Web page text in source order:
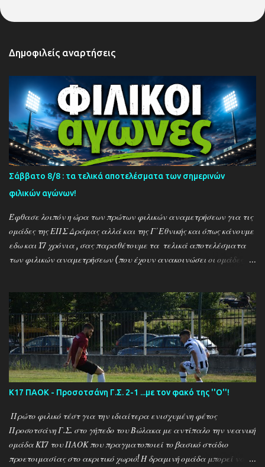
Δημοφιλείς αναρτήσεις
Σάββατο 8/8 : τα τελικά αποτελέσματα των σημερινών
φιλικών αγώνων!
Έφθασε λοιπόν η ώρα των πρώτων φιλικών αναμετρήσεων για τις
ομάδες της ΕΠΣ Δράμας αλλά και της Γ΄Εθνικής και όπως κάνουμε
εδω και 17 χρόνια , σας παραθέτουμε τα τελικά αποτελέσματα
των φιλικών αναμετρήσεων (που έχουν ανακοινώσει οι ομάδες) ....
Ξηροποτάμος - Νευροκοπι 2-2 Α.Ο. Καβάλα - Αγ. Αθανάσιος 5-1
Μαυρόβατος - Αμπελοκηποι 0-2 Κ17 ΠΑΟΚ - Προσοτσάνη 2-1
(7/8) ------------------------------------------------------
--------- Ν. Αμισος - Νεοχώρι Σερρών 3-0
Κ17 ΠΑΟΚ - Προσοτσάνη Γ.Σ. 2-1 ...με τον φακό της ''Ο''!
Πρώτο φιλικό τέστ για την ιδιαίτερα ενισχυμένη φέτος
Προσοτσάνη Γ.Σ. στο γήπεδο του Βώλακα με αντίπαλο την νεανική
ομάδα Κ17 του ΠΑΟΚ που πραγματοποιεί το βασικό στάδιο
προετοιμασίας στο ακριτικό χωριό! Η δραμινή ομάδα μπορεί να